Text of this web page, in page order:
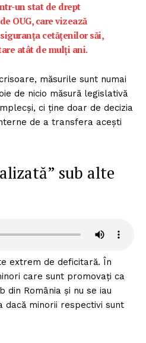
un stat de drept
OUG, care vizează
cetățenilor săi,
atât de mulți ani.
măsurile sunt numai
de nicio măsură legislativă
ci ține doar de decizia
de a transfera acești
sub alte
extrem de deficitară. În
care sunt promovați ca
din România și nu se iau
dacă minorii respectivi sunt